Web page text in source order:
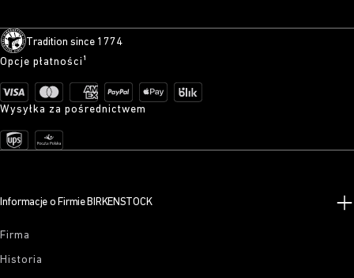
Tradition since 1774
Opcje płatności¹
Wysyłka za pośrednictwem
Informacje o Firmie BIRKENSTOCK
Firma
Historia